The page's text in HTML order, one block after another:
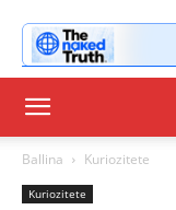
Ballina Kuriozitete
Kuriozitete